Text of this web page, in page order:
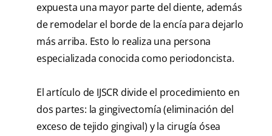
expuesta una mayor parte del diente, además
de remodelar el borde de la encía para dejarlo
más arriba. Esto lo realiza una persona
especializada conocida como periodoncista.
El artículo de IJSCR divide el procedimiento en
dos partes: la gingivectomía (eliminación del
exceso de tejido gingival) y la cirugía ósea